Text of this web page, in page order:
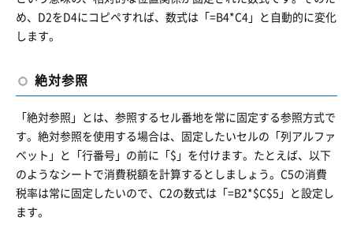
め、D2をD4にコピペすれば、数式は「=B4*C4」と自動的に変化
します。
絶対参照
「絶対参照」とは、参照するセル番地を常に固定する参照方式で
す。絶対参照を使用する場合は、固定したいセルの「列アルファ
ベット」と「行番号」の前に「$」を付けます。たとえば、以下
のようなシートで消費税額を計算するとしましょう。C5の消費
税率は常に固定したいので、C2の数式は「=B2*$C$5」と設定し
ます。